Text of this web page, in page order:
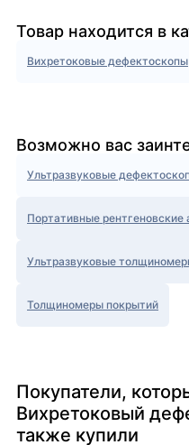
Товар находится в
Вихретоковые дефектоскопы
Возможно вас
Ультразвуковые
Портативные рентгеновские
Ультразвуковые
Толщиномеры покрытий
Покупатели,
Вихретоковый
также купили